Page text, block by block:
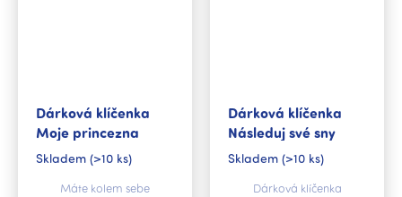
Dárková klíčenka
Moje princezna
Skladem (>10 ks)
Máte kolem sebe
Dárková klíčenka
Následuj své sny
Skladem (>10 ks)
Dárková klíčenka